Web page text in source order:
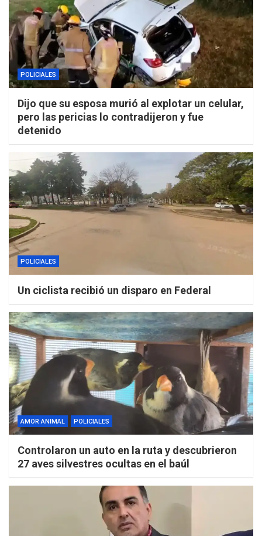
POLICIALES
Dijo que su esposa murió al explotar un celular,
pero las pericias lo contradijeron y fue
detenido
POLICIALES
Un ciclista recibió un disparo en Federal
AMOR ANIMAL POLICIALES
Controlaron un auto en la ruta y descubrieron
27 aves silvestres ocultas en el baúl